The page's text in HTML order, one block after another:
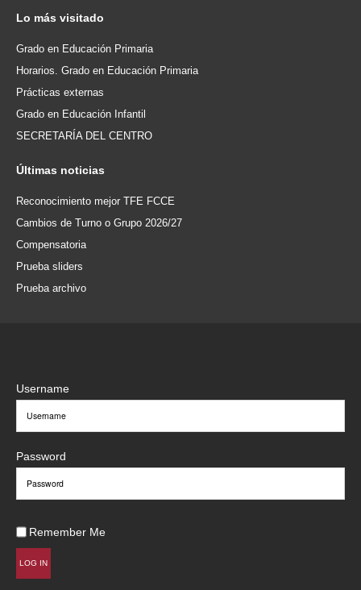
Lo más visitado
Grado en Educación Primaria
Horarios. Grado en Educación Primaria
Prácticas externas
Grado en Educación Infantil
SECRETARÍA DEL CENTRO
Últimas noticias
Reconocimiento mejor TFE FCCE
Cambios de Turno o Grupo 2026/27
Compensatoria
Prueba sliders
Prueba archivo
Username
Password
Remember Me
LOG IN